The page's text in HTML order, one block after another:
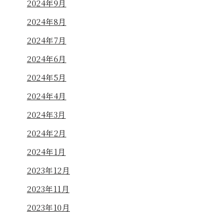
2024年9月
2024年8月
2024年7月
2024年6月
2024年5月
2024年4月
2024年3月
2024年2月
2024年1月
2023年12月
2023年11月
2023年10月